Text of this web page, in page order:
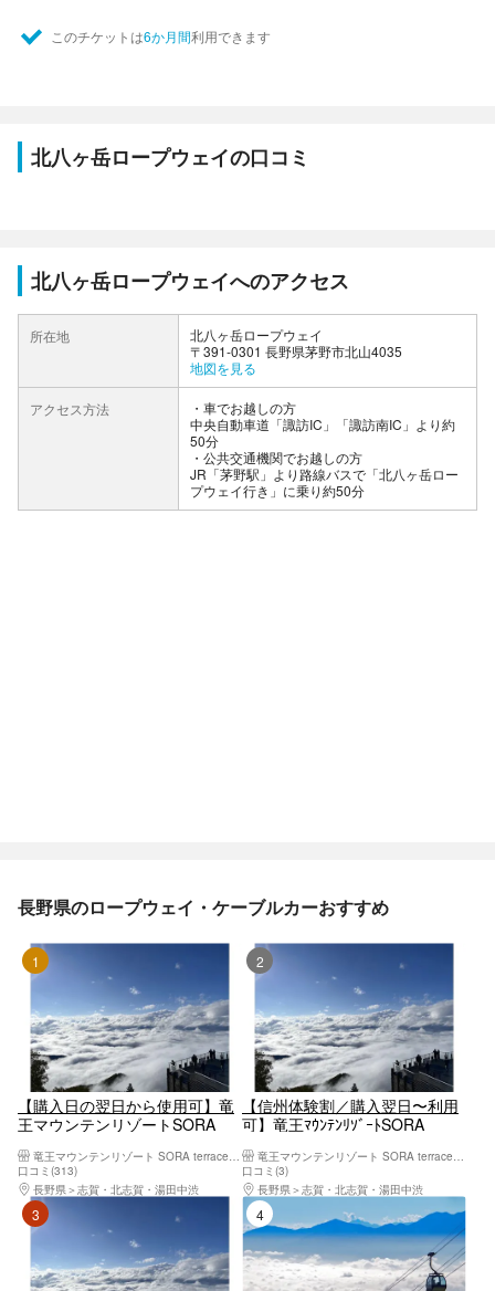
このチケットは6か月間利用できます
北八ヶ岳ロープウェイの口コミ
北八ヶ岳ロープウェイへのアクセス
所在地
北八ヶ岳ロープウェイ
〒391-0301 長野県茅野市北山4035
地図を見る
アクセス方法
車でお越しの方
中央自動車道「諏訪IC」「諏訪南IC」より約
50分
公共交通機関でお越しの方
JR「茅野駅」より路線バスで「北八ヶ岳ロー
プウェイ行き」に乗り約50分
長野県のロープウェイ・ケーブルカーおすすめ
【購入日の翌日から使用可】竜
王マウンテンリゾートSORA
ロープウェイ1日乗車券）
竜王マウンテンリゾート SORA terrace（ソラテラス）
口コミ(313)
長野県
志賀・北志賀・湯田中渋
【信州体験割／購入翌日〜利用
可】竜王ﾏｳﾝﾃﾝﾘｿﾞｰﾄSORA
1日 9/30迄
竜王マウンテンリゾート SORA terrace（ソラテラス）
口コミ(3)
長野県
志賀・北志賀・湯田中渋